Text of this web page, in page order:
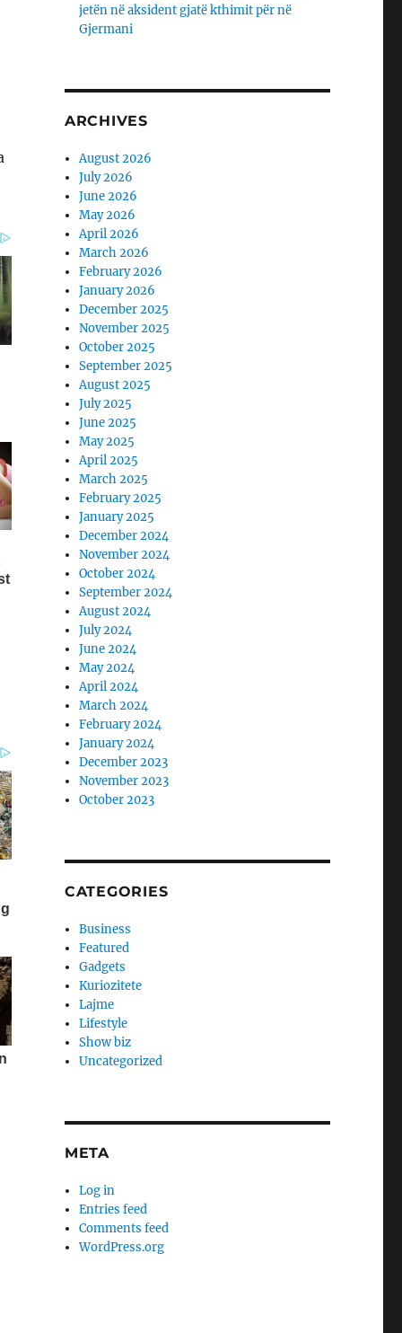
jetën në aksident gjatë kthimit për në
Gjermani
ARCHIVES
August 2026
July 2026
June 2026
May 2026
April 2026
March 2026
February 2026
January 2026
December 2025
November 2025
October 2025
September 2025
August 2025
July 2025
June 2025
May 2025
April 2025
March 2025
February 2025
January 2025
December 2024
November 2024
October 2024
September 2024
August 2024
July 2024
June 2024
May 2024
April 2024
March 2024
February 2024
January 2024
December 2023
November 2023
October 2023
CATEGORIES
Business
Featured
Gadgets
Kuriozitete
Lajme
Lifestyle
Show biz
Uncategorized
META
Log in
Entries feed
Comments feed
WordPress.org